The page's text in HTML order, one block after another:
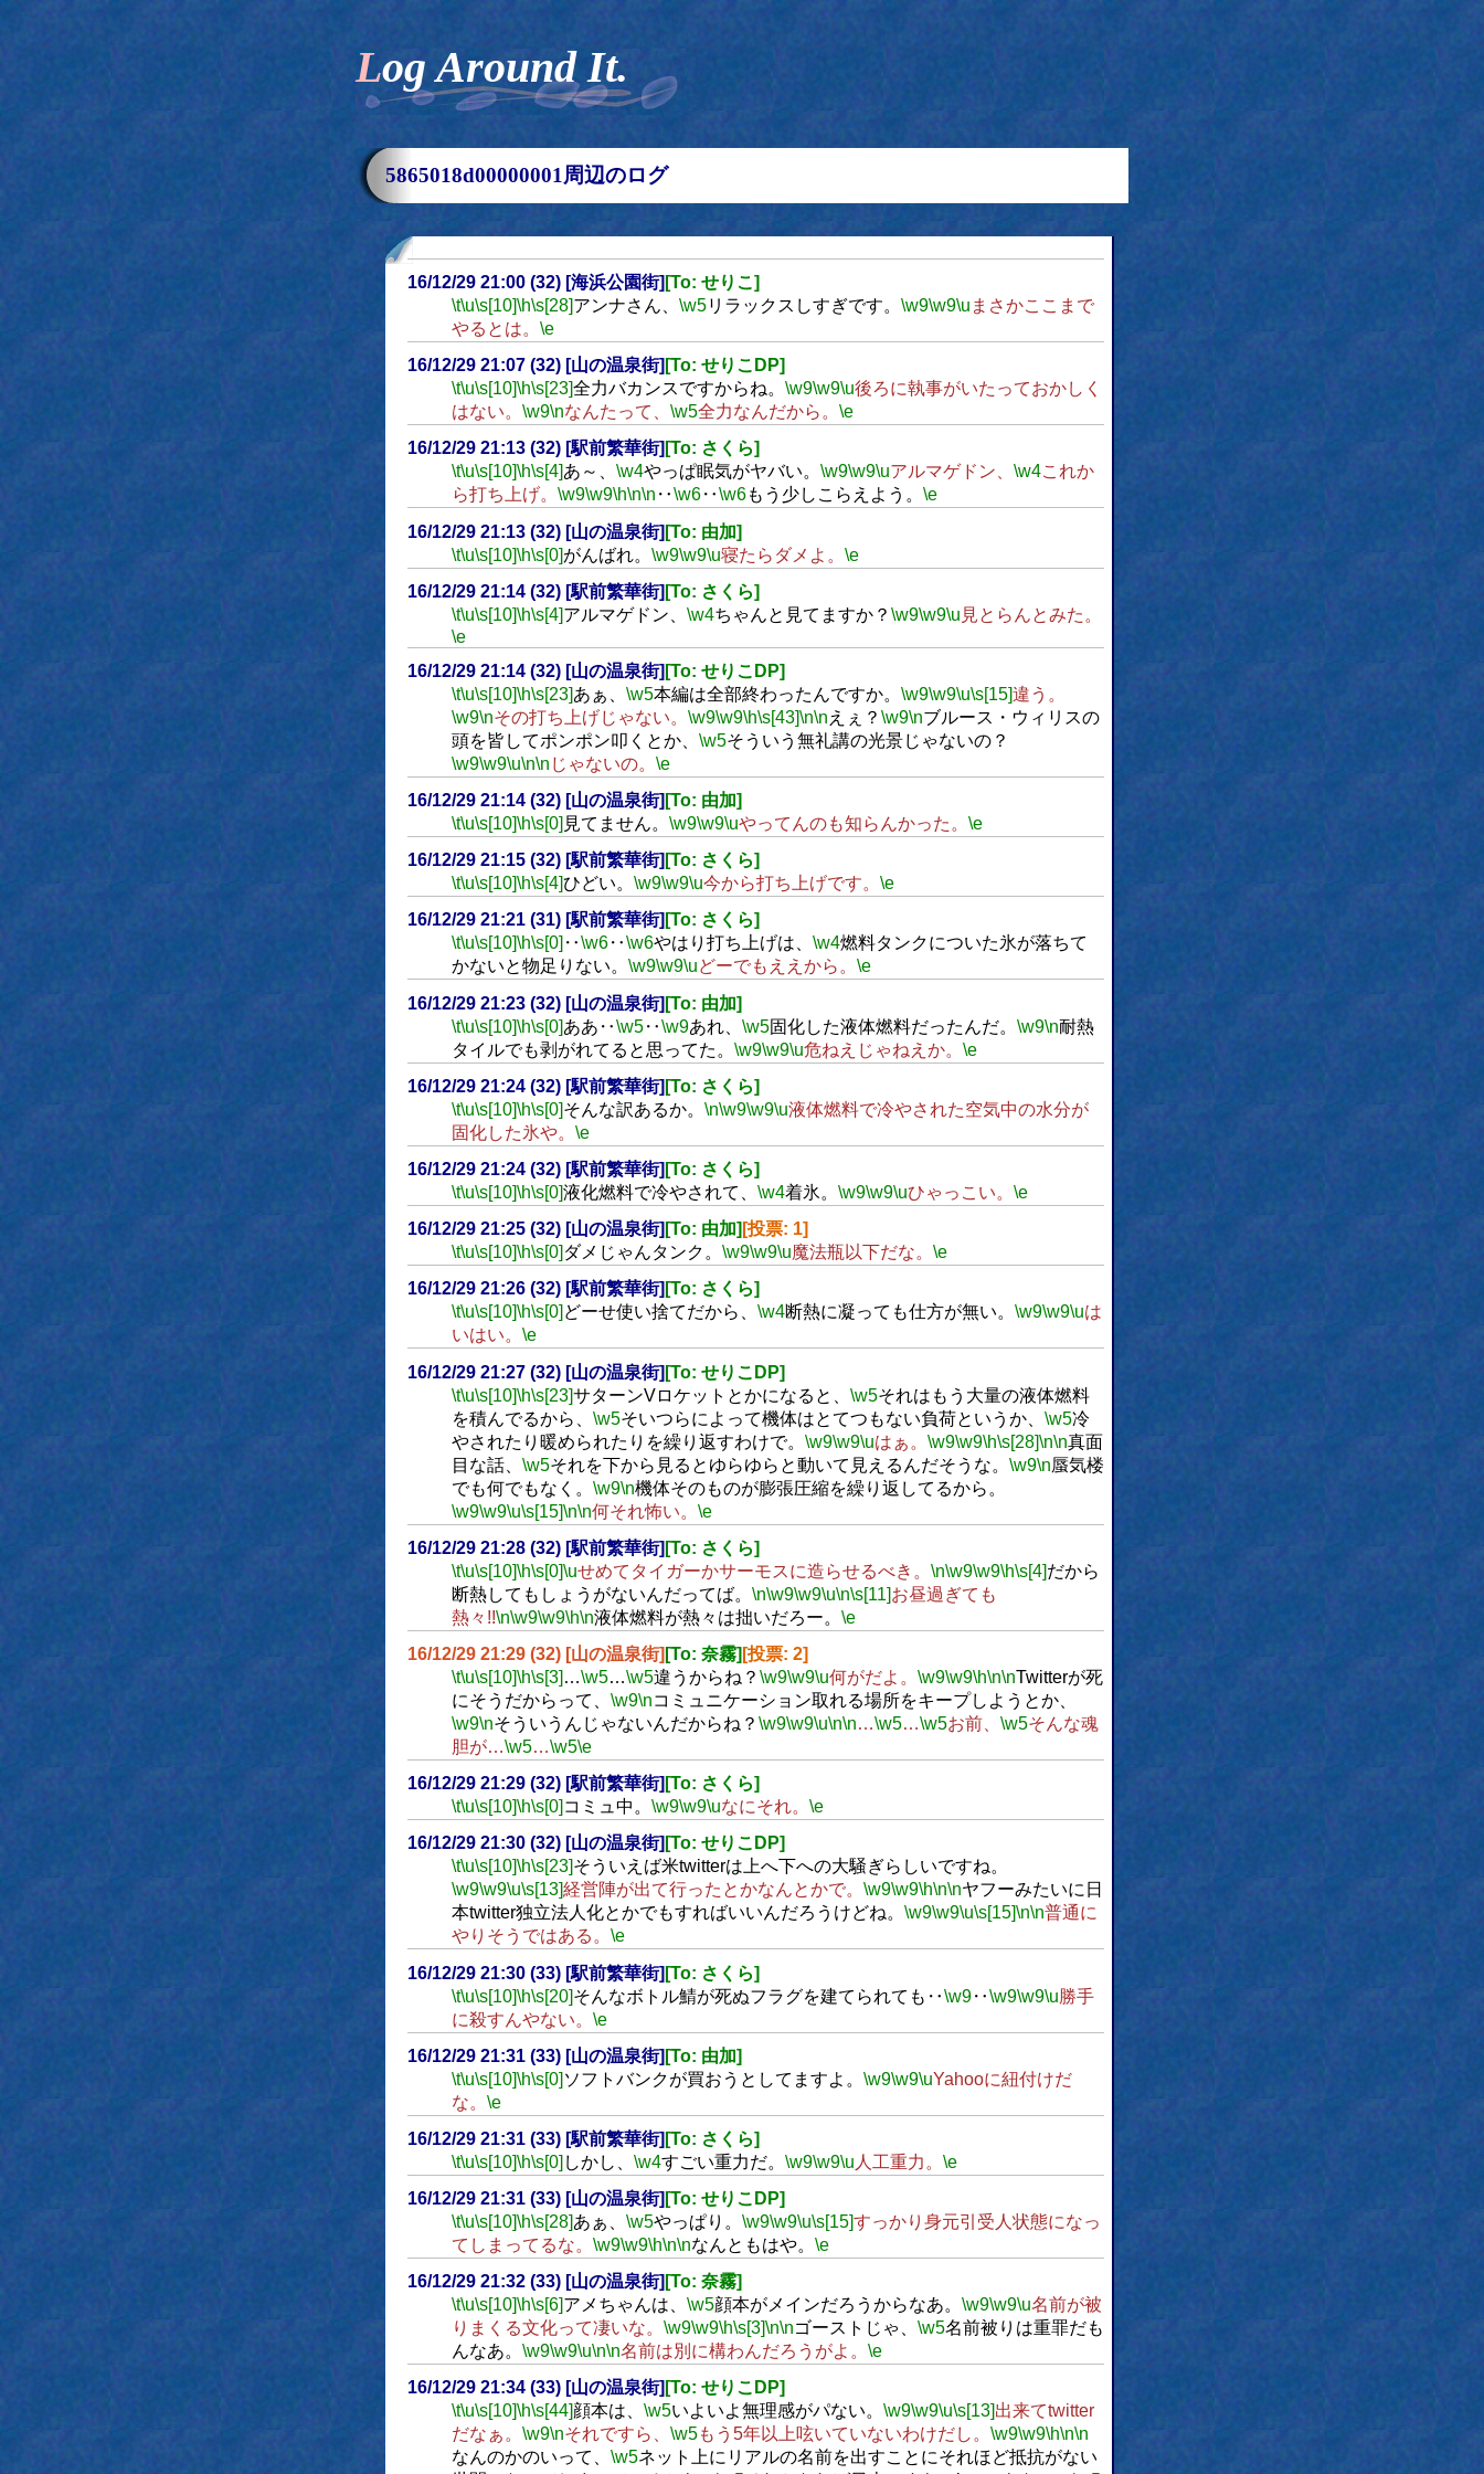
Log Around It.
5865018d00000001周辺のログ
16/12/29 21:00 (32) [海浜公園街] [To: せりこ]
\t\u\s[10]\h\s[28]アンナさん、 \w5リラックスしすぎです。 \w9\w9\u まさかここまで
やるとは。 \e
16/12/29 21:07 (32) [山の温泉街] [To: せりこDP]
\t\u\s[10]\h\s[23]全力バカンスですからね。 \w9\w9\u後ろに執事がいたっておかしく
はない。 \w9\nなんたって、 \w5全力なんだから。 \e
16/12/29 21:13 (32) [駅前繁華街] [To: さくら]
\t\u\s[10]\h\s[4]あ～、 \w4やっぱ眠気がヤバい。 \w9\w9\uアルマゲドン、 \w4これか
ら打ち上げ。 \w9\w9\h\n\n ‥\w6‥\w6もう少しこらえよう。 \e
16/12/29 21:13 (32) [山の温泉街] [To: 由加]
\t\u\s[10]\h\s[0]がんばれ。 \w9\w9\u寝たらダメよ。 \e
16/12/29 21:14 (32) [駅前繁華街] [To: さくら]
\t\u\s[10]\h\s[4]アルマゲドン、 \w4ちゃんと見てますか？ \w9\w9\u 見とらんとみた。
\e
16/12/29 21:14 (32) [山の温泉街] [To: せりこDP]
\t\u\s[10]\h\s[23]あぁ、 \w5本編は全部終わったんですか。 \w9\w9\u\s[15]違う。
\w9\nその打ち上げじゃない。 \w9\w9\h\s[43]\n\n えぇ？ \w9\nブルース・ウィリスの
頭を皆してポンポン叩くとか、 \w5そういう無礼講の光景じゃないの？
\w9\w9\u\n\n じゃないの。 \e
16/12/29 21:14 (32) [山の温泉街] [To: 由加]
\t\u\s[10]\h\s[0] 見てません。 \w9\w9\uやってんのも知らんかった。 \e
16/12/29 21:15 (32) [駅前繁華街] [To: さくら]
\t\u\s[10]\h\s[4]ひどい。 \w9\w9\u今から打ち上げです。 \e
16/12/29 21:21 (31) [駅前繁華街] [To: さくら]
\t\u\s[10] \h\s[0] ‥\w6‥\w6やはり打ち上げは、 \w4燃料タンクについた氷が落ちて
かないと物足りない。 \w9\w9\uどーでもええから。 \e
16/12/29 21:23 (32) [山の温泉街] [To: 由加]
\t\u\s[10]\h\s[0]ああ‥\w5‥\w9あれ、 \w5固化した液体燃料だったんだ。 \w9\n耐熱
タイルでも剥がれてると思ってた。 \w9\w9\u危ねえじゃねえか。 \e
16/12/29 21:24 (32) [駅前繁華街] [To: さくら]
\t\u\s[10]\h\s[0]そんな訳あるか。 \n\w9\w9\u液体燃料で冷やされた空気中の水分が
固化した氷や。 \e
16/12/29 21:24 (32) [駅前繁華街] [To: さくら]
\t\u\s[10]\h\s[0]液化燃料で冷やされて、 \w4着氷。 \w9\w9\uひゃっこい。 \e
16/12/29 21:25 (32) [山の温泉街] [To: 由加] [投票: 1]
\t\u\s[10]\h\s[0] ダメじゃんタンク。 \w9\w9\u魔法瓶以下だな。 \e
16/12/29 21:26 (32) [駅前繁華街] [To: さくら]
\t\u\s[10]\h\s[0] どーせ使い捨てだから、 \w4断熱に凝っても仕方が無い。 \w9\w9\uは
いはい。 \e
16/12/29 21:27 (32) [山の温泉街] [To: せりこDP]
\t\u\s[10]\h\s[23]サターンVロケットとかになると、 \w5それはもう大量の液体燃料
を積んでるから、 \w5そいつらによって機体はとてつもない負荷というか、 \w5冷
やされたり暖められたりを繰り返すわけで。 \w9\w9\uはぁ。 \w9\w9\h\s[28]\n\n真面
目な話、 \w5それを下から見るとゆらゆらと動いて見えるんだそうな。 \w9\n蜃気楼
でも何でもなく。 \w9\n機体そのものが膨張圧縮を繰り返してるから。
\w9\w9\u\s[15]\n\n何それ怖い。 \e
16/12/29 21:28 (32) [駅前繁華街] [To: さくら]
\t\u\s[10]\h\s[0]\uせめてタイガーかサーモスに造らせるべき。 \n\w9\w9\h\s[4]だから
断熱してもしょうがないんだってば。 \n\w9\w9\u\n\s[11]お昼過ぎても
熱々!!\n\w9\w9\h\n液体燃料が熱々は拙いだろー。 \e
16/12/29 21:29 (32) [山の温泉街] [To: 奈霧] [投票: 2]
\t\u\s[10]\h\s[3] …\w5…\w5違うからね？ \w9\w9\u何がだよ。 \w9\w9\h\n\nTwitterが死
にそうだからって、 \w9\nコミュニケーション取れる場所をキープしようとか、
\w9\nそういうんじゃないんだからね？ \w9\w9\u\n\n…\w5…\w5お前、 \w5そんな魂
胆が…\w5…\w5\e
16/12/29 21:29 (32) [駅前繁華街] [To: さくら]
\t\u\s[10]\h\s[0] コミュ中。 \w9\w9\uなにそれ。 \e
16/12/29 21:30 (32) [山の温泉街] [To: せりこDP]
\t\u\s[10]\h\s[23]そういえば米twitterは上へ下への大騒ぎらしいですね。
\w9\w9\u\s[13]経営陣が出て行ったとかなんとかで。 \w9\w9\h\n\nヤフーみたいに日
本twitter独立法人化とかでもすればいいんだろうけどね。 \w9\w9\u\s[15]\n\n普通に
やりそうではある。 \e
16/12/29 21:30 (33) [駅前繁華街] [To: さくら]
\t\u\s[10]\h\s[20]そんなボトル鯖が死ぬフラグを建てられても‥\w9‥\w9\w9\u勝手
に殺すんやない。 \e
16/12/29 21:31 (33) [山の温泉街] [To: 由加]
\t\u\s[10]\h\s[0] ソフトバンクが買おうとしてますよ。 \w9\w9\uYahooに紐付けだ
な。 \e
16/12/29 21:31 (33) [駅前繁華街] [To: さくら]
\t\u\s[10]\h\s[0] しかし、 \w4すごい重力だ。 \w9\w9\u 人工重力。 \e
16/12/29 21:31 (33) [山の温泉街] [To: せりこDP]
\t\u\s[10]\h\s[28]あぁ、 \w5やっぱり。 \w9\w9\u\s[15]すっかり身元引受人状態になっ
てしまってるな。 \w9\w9\h\n\nなんともはや。 \e
16/12/29 21:32 (33) [山の温泉街] [To: 奈霧]
\t\u\s[10]\h\s[6]アメちゃんは、 \w5顔本がメインだろうからなあ。 \w9\w9\u名前が被
りまくる文化って凄いな。 \w9\w9\h\s[3]\n\nゴーストじゃ、 \w5名前被りは重罪だも
んなあ。 \w9\w9\u\n\n名前は別に構わんだろうがよ。 \e
16/12/29 21:34 (33) [山の温泉街] [To: せりこDP]
\t\u\s[10] \h\s[44] 顔本は、 \w5いよいよ無理感がパない。 \w9\w9\u\s[13] 出来てtwitter
だなぁ。 \w9\nそれですら、 \w5もう5年以上呟いていないわけだし。 \w9\w9\h\n\n
なんのかのいって、 \w5ネット上にリアルの名前を出すことにそれほど抵抗がない